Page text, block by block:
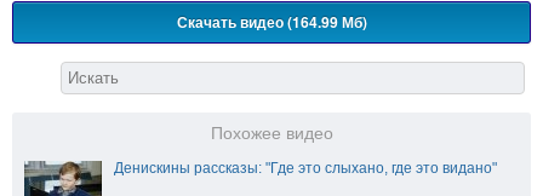
Скачать видео (164.99 Мб)
Похожее видео
Денискины рассказы: "Где это слыхано, где это видано"